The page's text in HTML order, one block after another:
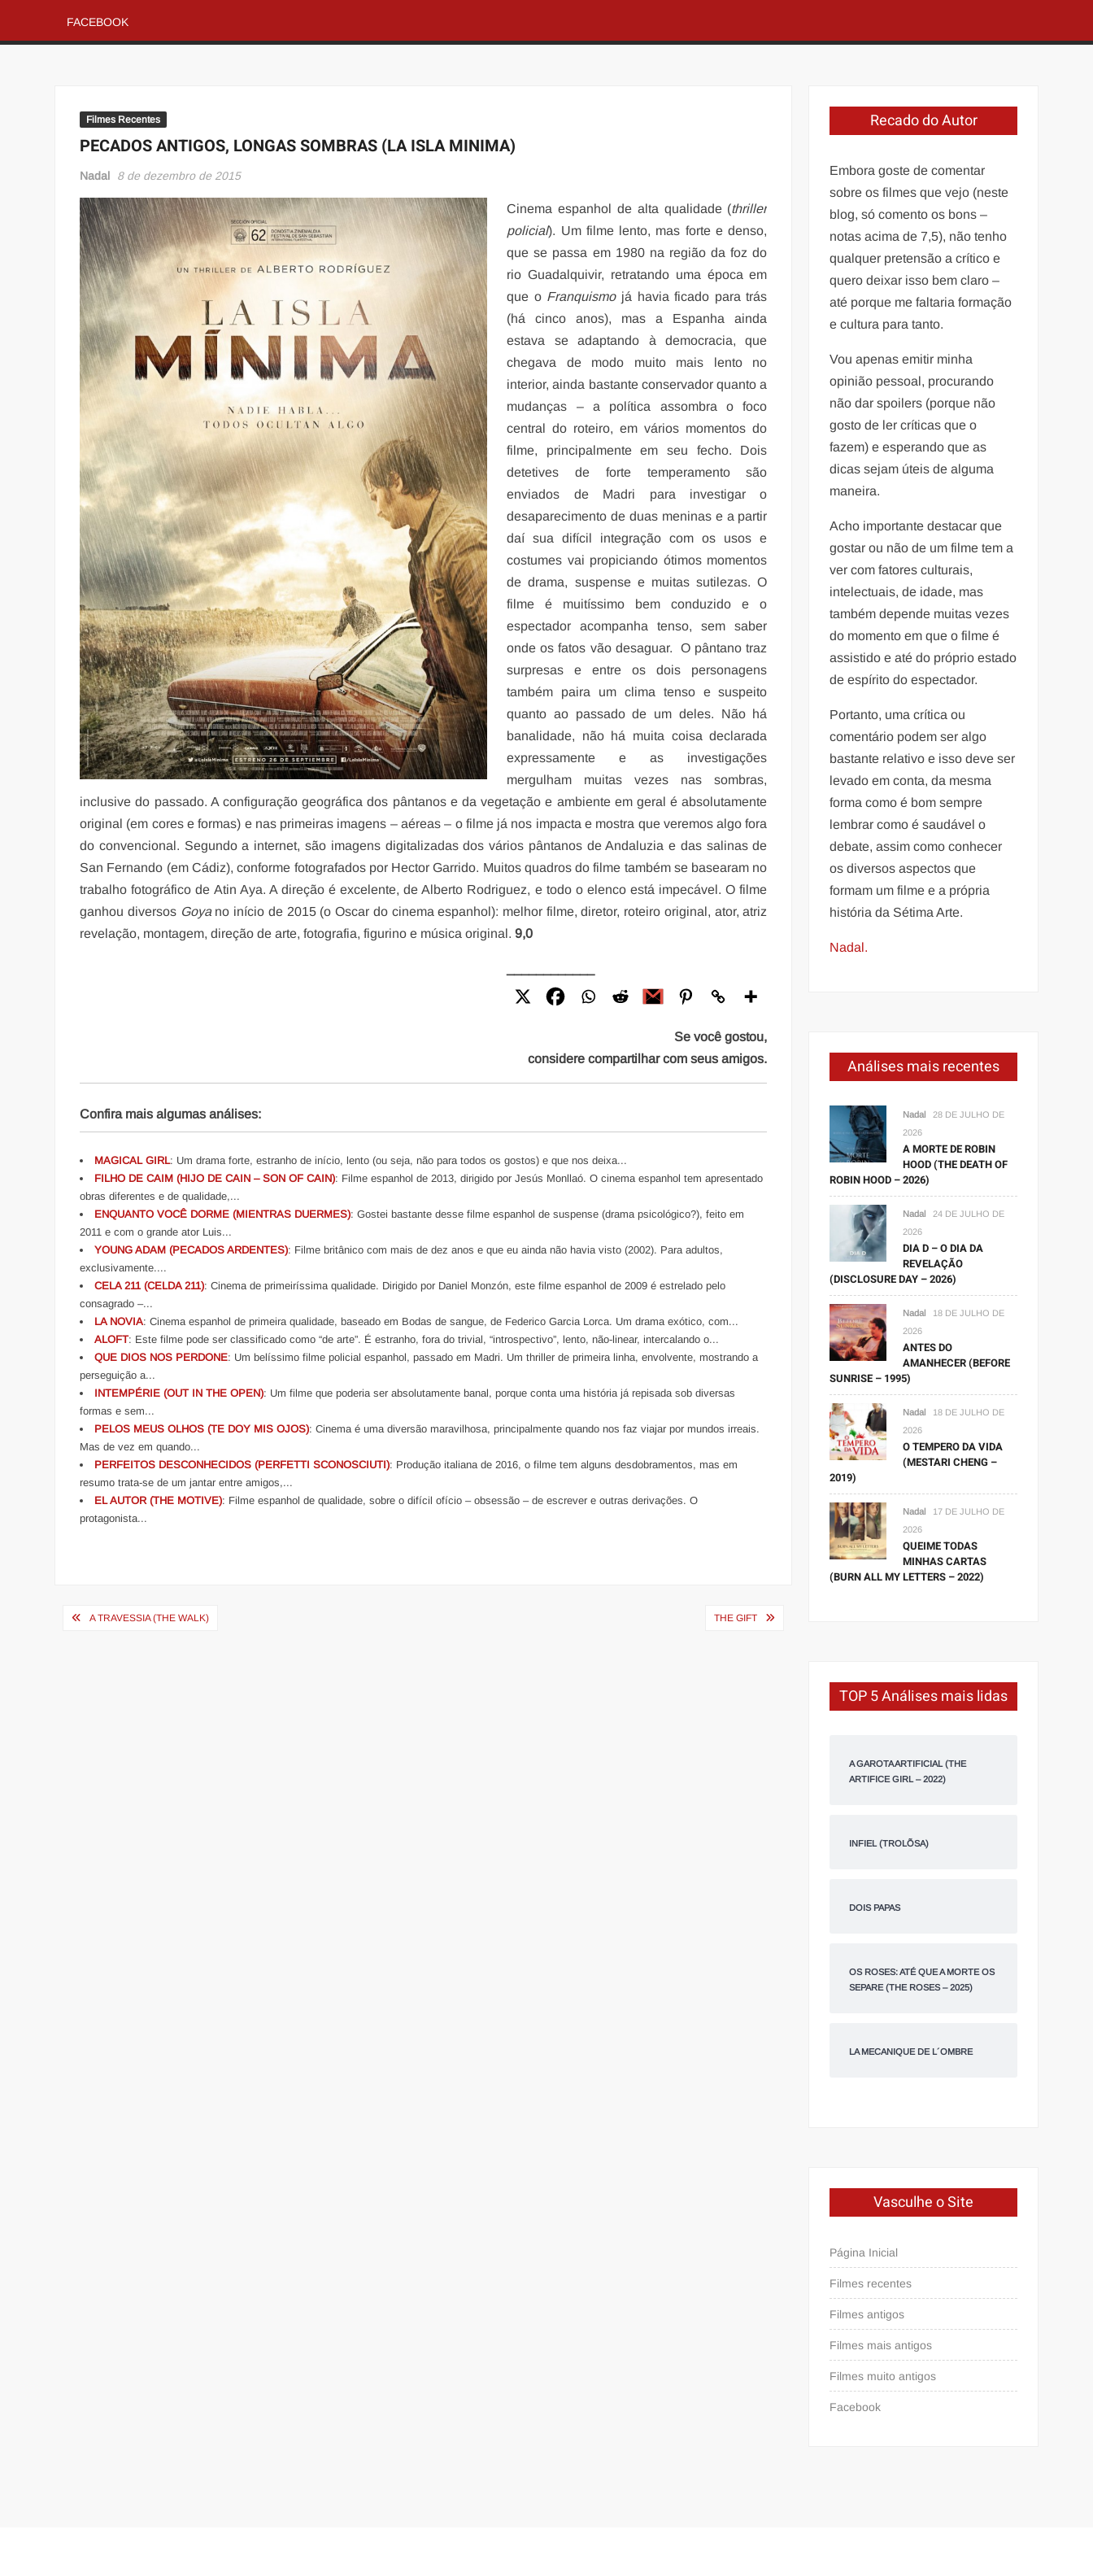
FACEBOOK
Filmes Recentes
PECADOS ANTIGOS, LONGAS SOMBRAS (LA ISLA MINIMA)
Nadal 8 de dezembro de 2015
Cinema espanhol de alta qualidade (thriller
policial). Um filme lento, mas forte e denso,
que se passa em 1980 na região da foz do
rio Guadalquivir, retratando uma época em
que o Franquismojá havia ficado para trás
(há cinco anos), mas a Espanha ainda
estava se adaptando à democracia, que
chegava de modo muito mais lento no
interior, ainda bastante conservador quanto a
mudanças – a política assombra o foco
central do roteiro, em vários momentos do
filme, principalmente em seu fecho. Dois
detetives de forte temperamento são
enviados de Madri para investigar o
desaparecimento de duas meninas e a partir
daí sua difícil integração com os usos e
costumes vai propiciando ótimos momentos
de drama, suspense e muitas sutilezas. O
filme é muitíssimo bem conduzido e o
espectador acompanha tenso, sem saber
onde os fatos vão desaguar. O pântano traz
surpresas e entre os dois personagens
também paira um clima tenso e suspeito
quanto ao passado de um deles. Não há
banalidade, não há muita coisa declarada
expressamente e as investigações
mergulham muitas vezes nas sombras,
inclusive do passado. A configuração geográfica dos pântanos e da vegetação e ambiente em geral é absolutamente
original (em cores e formas) e nas primeiras imagens – aéreas – o filme já nos impacta e mostra que veremos algo fora
do convencional. Segundo a internet, são imagens digitalizadas dos vários pântanos de Andaluzia e das salinas de
San Fernando (em Cádiz), conforme fotografados por Hector Garrido. Muitos quadros do filme também se basearam no
trabalho fotográfico de Atin Aya. A direção é excelente, de Alberto Rodriguez, e todo o elenco está impecável. O filme
ganhou diversos Goyano início de 2015 (o Oscar do cinema espanhol): melhor filme, diretor, roteiro original, ator, atriz
revelação, montagem, direção de arte, fotografia, figurino e música original.9,0
Se você gostou,
considere compartilhar com seus amigos.
Confira mais algumas análises:
MAGICAL GIRL: Um drama forte, estranho de início, lento (ou seja, não para todos os gostos) e que nos deixa...
FILHO DE CAIM (HIJO DE CAIN – SON OF CAIN): Filme espanhol de 2013, dirigido por Jesús Monllaó. O cinema espanhol tem apresentado
obras diferentes e de qualidade,...
ENQUANTO VOCÊ DORME (MIENTRAS DUERMES): Gostei bastante desse filme espanhol de suspense (drama psicológico?), feito em
2011 e com o grande ator Luis...
YOUNG ADAM (PECADOS ARDENTES): Filme britânico com mais de dez anos e que eu ainda não havia visto (2002). Para adultos,
exclusivamente....
CELA 211 (CELDA 211): Cinema de primeiríssima qualidade. Dirigido por Daniel Monzón, este filme espanhol de 2009 é estrelado pelo
consagrado –...
LA NOVIA: Cinema espanhol de primeira qualidade, baseado em Bodas de sangue, de Federico Garcia Lorca. Um drama exótico, com...
ALOFT: Este filme pode ser classificado como “de arte”. É estranho, fora do trivial, “introspectivo”, lento, não-linear, intercalando o...
QUE DIOS NOS PERDONE: Um belíssimo filme policial espanhol, passado em Madri. Um thriller de primeira linha, envolvente, mostrando a
perseguição a...
INTEMPÉRIE (OUT IN THE OPEN): Um filme que poderia ser absolutamente banal, porque conta uma história já repisada sob diversas
formas e sem...
PELOS MEUS OLHOS (TE DOY MIS OJOS): Cinema é uma diversão maravilhosa, principalmente quando nos faz viajar por mundos irreais.
Mas de vez em quando...
PERFEITOS DESCONHECIDOS (PERFETTI SCONOSCIUTI): Produção italiana de 2016, o filme tem alguns desdobramentos, mas em
resumo trata-se de um jantar entre amigos,...
EL AUTOR (THE MOTIVE): Filme espanhol de qualidade, sobre o difícil ofício – obsessão – de escrever e outras derivações. O
protagonista...
Navegação
A TRAVESSIA (THE WALK) THE GIFT
Recado do Autor
Embora goste de comentar
sobre os filmes que vejo (neste
blog, só comento os bons –
notas acima de 7,5), não tenho
qualquer pretensão a crítico e
quero deixar isso bem claro –
até porque me faltaria formação
e cultura para tanto.
Vou apenas emitir minha
opinião pessoal, procurando
não dar spoilers (porque não
gosto de ler críticas que o
fazem) e esperando que as
dicas sejam úteis de alguma
maneira.
Acho importante destacar que
gostar ou não de um filme tem a
ver com fatores culturais,
intelectuais, de idade, mas
também depende muitas vezes
do momento em que o filme é
assistido e até do próprio estado
de espírito do espectador.
Portanto, uma crítica ou
comentário podem ser algo
bastante relativo e isso deve ser
levado em conta, da mesma
forma como é bom sempre
lembrar como é saudável o
debate, assim como conhecer
os diversos aspectos que
formam um filme e a própria
história da Sétima Arte.
Nadal.
Análises mais recentes
Nadal
28 DE JULHO DE
2026
A MORTE DE ROBIN
HOOD (THE DEATH OF
ROBIN HOOD – 2026)
Nadal
24 DE JULHO DE
2026
DIA D – O DIA DA
REVELAÇÃO
(DISCLOSURE DAY – 2026)
Nadal
18 DE JULHO DE
2026
ANTES DO
AMANHECER (BEFORE
SUNRISE – 1995)
Nadal
18 DE JULHO DE
2026
O TEMPERO DA VIDA
(MESTARI CHENG –
2019)
Nadal
17 DE JULHO DE
2026
QUEIME TODAS
MINHAS CARTAS
(BURN ALL MY LETTERS – 2022)
TOP 5 Análises mais lidas
A GAROTA ARTIFICIAL (THE
ARTIFICE GIRL – 2022)
INFIEL (TROLÕSA)
DOIS PAPAS
OS ROSES: ATÉ QUE A MORTE OS
SEPARE (THE ROSES – 2025)
LA MECANIQUE DE L´OMBRE
Vasculhe o Site
Página Inicial
Filmes recentes
Filmes antigos
Filmes mais antigos
Filmes muito antigos
Facebook